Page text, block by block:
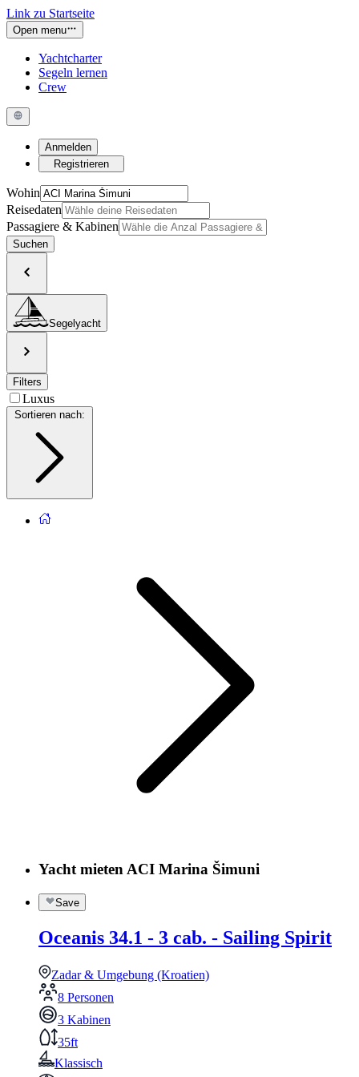
Link zu Startseite
Open menu
Yachtcharter
Segeln lernen
Crew
Anmelden
Registrieren
Wohin
Reisedaten
Passagiere & Kabinen
Suchen
Segelyacht
Filters
Luxus
Sortieren nach
Yacht mieten ACI Marina Šimuni
Save
Oceanis 34.1 - 3 cab. - Sailing Spirit
Zadar & Umgebung (Kroatien)
8 Personen
3 Kabinen
35ft
Klassisch